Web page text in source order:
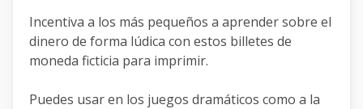
Incentiva a los más pequeños a aprender sobre el
dinero de forma lúdica con estos billetes de
moneda ficticia para imprimir.
Puedes usar en los juegos dramáticos como a la